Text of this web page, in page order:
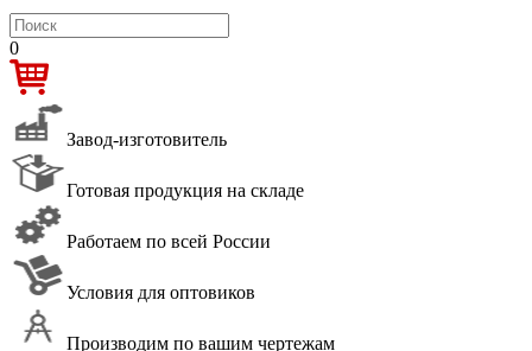
0
Завод-изготовитель
Готовая продукция на складе
Работаем по всей России
Условия для оптовиков
Производим по вашим чертежам